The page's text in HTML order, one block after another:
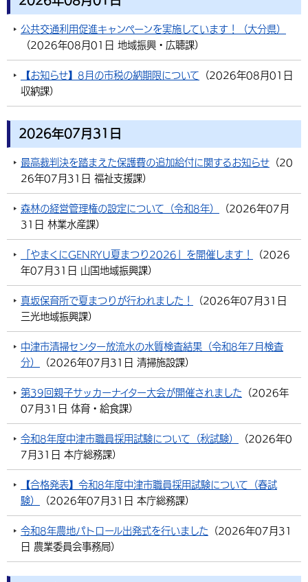
公共交通利用促進キャンペーンを実施しています！（大分県）
（2026年08月01日 地域振興・広聴課）
【お知らせ】8月の市税の納期限について （2026年08月01日
収納課）
2026年07月31日
最高裁判決を踏まえた保護費の追加給付に関するお知らせ （20
26年07月31日 福祉支援課）
森林の経営管理権の設定について（令和8年） （2026年07月
31日 林業水産課）
「やまくにGENRYU夏まつり2026」を開催します！ （2026
年07月31日 山国地域振興課）
真坂保育所で夏まつりが行われました！ （2026年07月31日
三光地域振興課）
中津市清掃センター放流水の水質検査結果（令和8年7月検査
分）
（2026年07月31日 清掃施設課）
第39回親子サッカーナイター大会が開催されました （2026年
07月31日 体育・給食課）
令和8年度中津市職員採用試験について（秋試験） （2026年0
7月31日 本庁総務課）
【合格発表】令和8年度中津市職員採用試験について（春試
験）
（2026年07月31日 本庁総務課）
令和8年農地パトロール出発式を行いました （2026年07月31
日 農業委員会事務局）